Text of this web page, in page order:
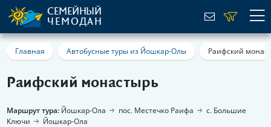
СЕМЕЙНЫЙ
ЧЕМОДАН
Главная Автобусные туры из Йошкар-Олы Раифский
Раифский монастырь
Маршрут тура: Йошкар-Ола пос. Местечко Раифа
с. Большие
Ключи
Йошкар-Ола